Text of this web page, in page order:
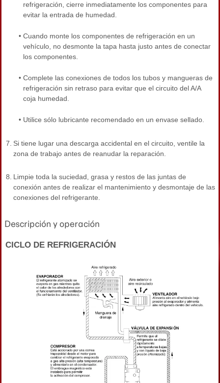
refrigeración, cierre inmediatamente los componentes para
evitar la entrada de humedad.
• Cuando monte los componentes de refrigeración en un
vehículo, no desmonte la tapa hasta justo antes de conectar
los componentes.
• Complete las conexiones de todos los tubos y mangueras de
refrigeración sin retraso para evitar que el circuito del A/A
coja humedad.
• Utilice sólo lubricante recomendado en un envase sellado.
7. Si tiene lugar una descarga accidental en el circuito, ventile la
zona de trabajo antes de reanudar la reparación.
8. Limpie toda la suciedad, grasa y restos de las juntas de
conexión antes de realizar el mantenimiento y desmontaje de las
conexiones del refrigerante.
Descripción y operación
CICLO DE REFRIGERACIÓN